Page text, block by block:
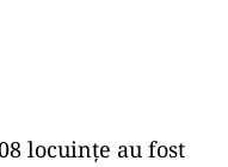
locuinţe au fost